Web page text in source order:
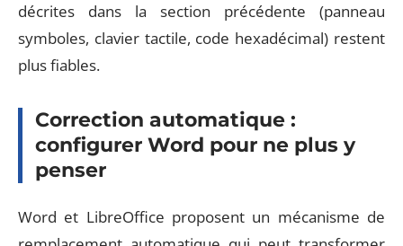
décrites dans la section précédente (panneau
symboles, clavier tactile, code hexadécimal) restent
plus fiables.
Correction automatique :
configurer Word pour ne plus y
penser
Word et LibreOffice proposent un mécanisme de